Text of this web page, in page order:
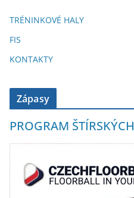
TRÉNINKOVÉ HALY
FIS
KONTAKTY
Zápasy
PROGRAM ŠTÍRSKÝCH